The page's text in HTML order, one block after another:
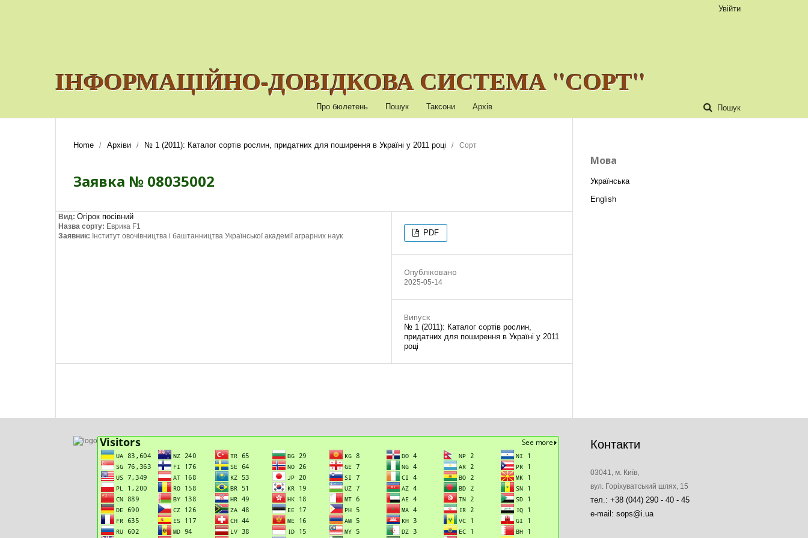
ІНФОРМАЦІЙНО-ДОВІДКОВА СИСТЕМА "СОРТ"
Про бюлетень Пошук Таксони Архів Пошук
Увійти
Home / Архіви / № 1 (2011): Каталог сортів рослин, придатних для поширення в Україні у 2011 році / Сорт
Заявка № 08035002
Вид: Огірок посівний
Назва сорту: Еврика F1
Заявник: Інститут овочівництва і баштанництва Української академії аграрних наук PDF
Опубліковано
2025-05-14
Випуск
№ 1 (2011): Каталог сортів рослин,
придатних для поширення в Україні у 2011
році
Мова
Українська
English
Контакти
03041, м. Київ,
вул. Горіхуватський шлях, 15
тел.: +38 (044) 290 - 40 - 45
e-mail: sops@i.ua